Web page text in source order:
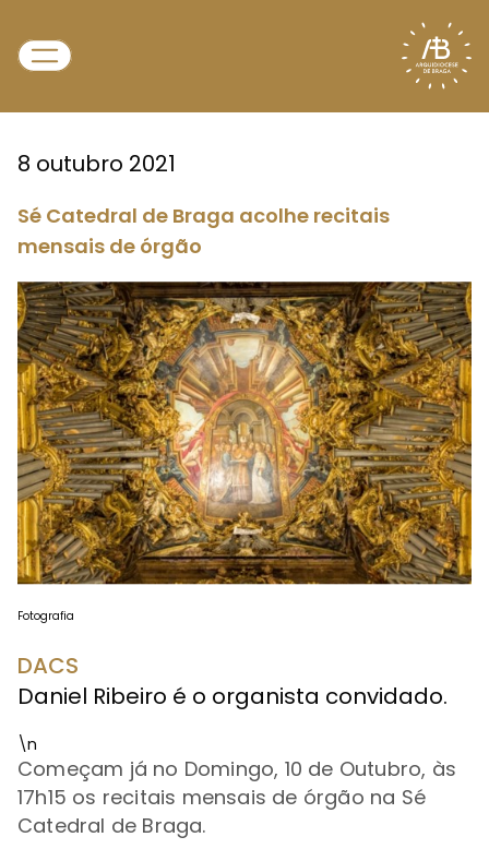
8 outubro 2021
Sé Catedral de Braga acolhe recitais
mensais de órgão
Fotografia
DACS
Daniel Ribeiro é o organista convidado.
\n
Começam já no Domingo, 10 de Outubro, às
17h15 os recitais mensais de órgão na Sé
Catedral de Braga.